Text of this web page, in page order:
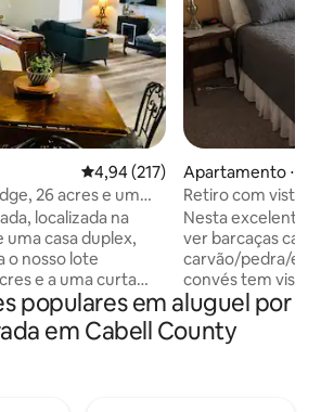
4,94 de uma avaliação média de
4,94 (217)
26 acres e um
localizada na
casa duplex,
o nosso lote
e a uma curta
lago. Tem 2
própria entrada
tem uma área aberta
Apartamento ⋅
Retiro com vista
Nesta excelente
ver barcaças
carvão/pedra/etc
convés tem vista
Este apto no
todos os
incluindo cozinha
populares em aluguel por
em Cabell County